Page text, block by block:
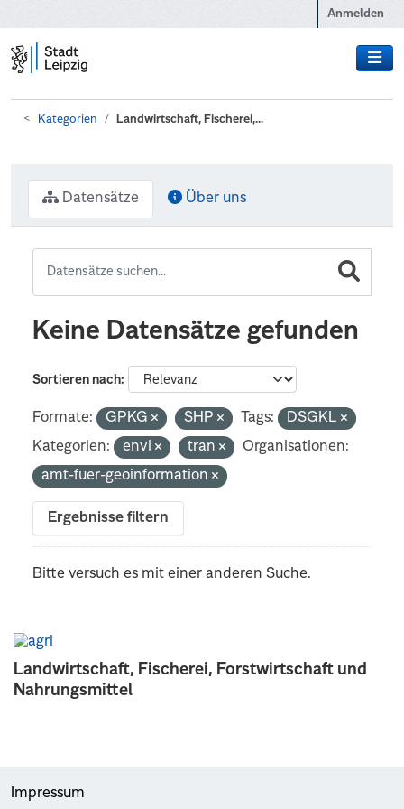
Anmelden
Kategorien Landwirtschaft, Fischerei,...
Landwirtschaft, Fischerei, Forstwirtschaft und
Nahrungsmittel
Datensätze Über uns
Keine Datensätze gefunden
Sortieren nach
Formate: GPKG SHP Tags:
DSGKL
Kategorien:
envi tran
Organisationen:
amt-fuer-geoinformation
Ergebnisse filtern
Bitte versuch es mit einer anderen Suche.
Impressum